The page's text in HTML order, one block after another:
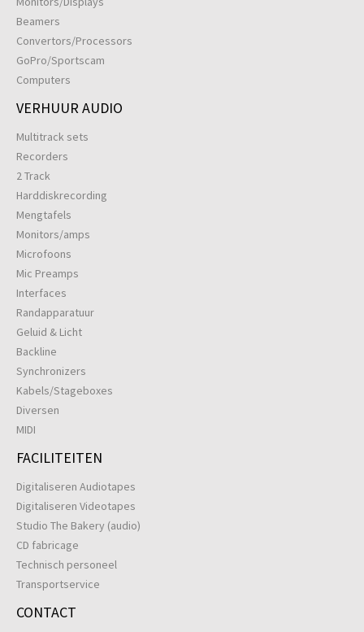
Beamers
Convertors/Processors
GoPro/Sportscam
Computers
VERHUUR AUDIO
Multitrack sets
Recorders
2 Track
Harddiskrecording
Mengtafels
Monitors/amps
Microfoons
Mic Preamps
Interfaces
Randapparatuur
Geluid & Licht
Backline
Synchronizers
Kabels/Stageboxes
Diversen
MIDI
FACILITEITEN
Digitaliseren Audiotapes
Digitaliseren Videotapes
Studio The Bakery (audio)
CD fabricage
Technisch personeel
Transportservice
CONTACT